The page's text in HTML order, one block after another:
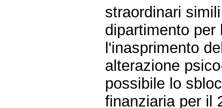
straordinari
dipartimento
l'inasprimento
alterazione
possibile lo
finanziaria per il